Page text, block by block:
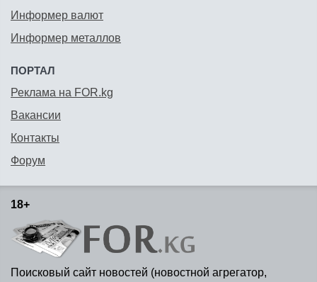
Информер валют
Информер металлов
ПОРТАЛ
Реклама на FOR.kg
Вакансии
Контакты
Форум
18+
Поисковый сайт новостей (новостной агрегатор,